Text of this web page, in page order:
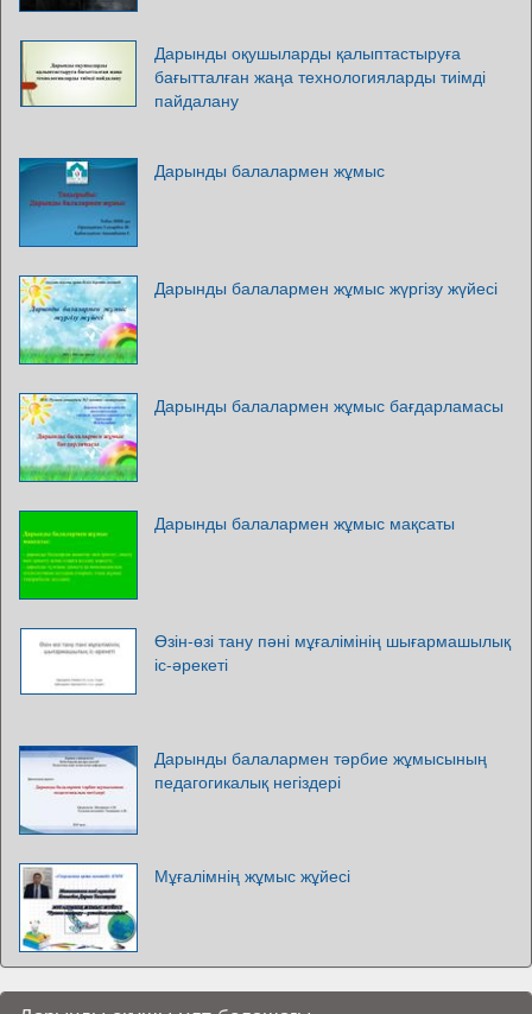
Дарынды оқушыларды қалыптастыруға
бағытталған жаңа технологияларды тиімді
пайдалану
Дарынды балалармен жұмыс
Дарынды балалармен жұмыс жүргізу жүйесі
Дарынды балалармен жұмыс бағдарламасы
Дарынды балалармен жұмыс мақсаты
Өзін-өзі тану пәні мұғалімінің шығармашылық
іс-әрекеті
Дарынды балалармен тәрбие жұмысының
педагогикалық негіздері
Мұғалімнің жұмыс жұйесі